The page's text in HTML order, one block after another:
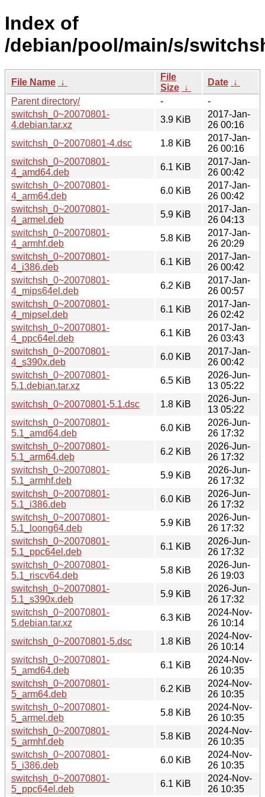
Index of
/debian/pool/main/s/
File Name ↓
File
Size ↓
Date ↓
Parent directory/
-
-
switchsh_0~20070801-
4.debian.tar.xz
3.9 KiB
2017-Jan-
26 00:16
switchsh_0~20070801-4.dsc
1.8 KiB
2017-Jan-
26 00:16
switchsh_0~20070801-
4_amd64.deb
6.1 KiB
2017-Jan-
26 00:42
switchsh_0~20070801-
4_arm64.deb
6.0 KiB
2017-Jan-
26 00:42
switchsh_0~20070801-
4_armel.deb
5.9 KiB
2017-Jan-
26 04:13
switchsh_0~20070801-
4_armhf.deb
5.8 KiB
2017-Jan-
26 20:29
switchsh_0~20070801-
4_i386.deb
6.1 KiB
2017-Jan-
26 00:42
switchsh_0~20070801-
4_mips64el.deb
6.2 KiB
2017-Jan-
26 00:57
switchsh_0~20070801-
4_mipsel.deb
6.1 KiB
2017-Jan-
26 02:42
switchsh_0~20070801-
4_ppc64el.deb
6.1 KiB
2017-Jan-
26 03:43
switchsh_0~20070801-
4_s390x.deb
6.0 KiB
2017-Jan-
26 00:42
switchsh_0~20070801-
5.1.debian.tar.xz
6.5 KiB
2026-Jun-
13 05:22
switchsh_0~20070801-5.1.dsc
1.8 KiB
2026-Jun-
13 05:22
switchsh_0~20070801-
5.1_amd64.deb
6.0 KiB
2026-Jun-
26 17:32
switchsh_0~20070801-
5.1_arm64.deb
6.2 KiB
2026-Jun-
26 17:32
switchsh_0~20070801-
5.1_armhf.deb
5.9 KiB
2026-Jun-
26 17:32
switchsh_0~20070801-
5.1_i386.deb
6.0 KiB
2026-Jun-
26 17:32
switchsh_0~20070801-
5.1_loong64.deb
5.9 KiB
2026-Jun-
26 17:32
switchsh_0~20070801-
5.1_ppc64el.deb
6.1 KiB
2026-Jun-
26 17:32
switchsh_0~20070801-
5.1_riscv64.deb
5.8 KiB
2026-Jun-
26 19:03
switchsh_0~20070801-
5.1_s390x.deb
5.9 KiB
2026-Jun-
26 17:32
switchsh_0~20070801-
5.debian.tar.xz
6.3 KiB
2024-Nov-
26 10:14
switchsh_0~20070801-5.dsc
1.8 KiB
2024-Nov-
26 10:14
switchsh_0~20070801-
5_amd64.deb
6.1 KiB
2024-Nov-
26 10:35
switchsh_0~20070801-
5_arm64.deb
6.2 KiB
2024-Nov-
26 10:35
switchsh_0~20070801-
5_armel.deb
5.8 KiB
2024-Nov-
26 10:35
switchsh_0~20070801-
5_armhf.deb
5.8 KiB
2024-Nov-
26 10:35
switchsh_0~20070801-
5_i386.deb
6.0 KiB
2024-Nov-
26 10:35
switchsh_0~20070801-
5_ppc64el.deb
6.1 KiB
2024-Nov-
26 10:35